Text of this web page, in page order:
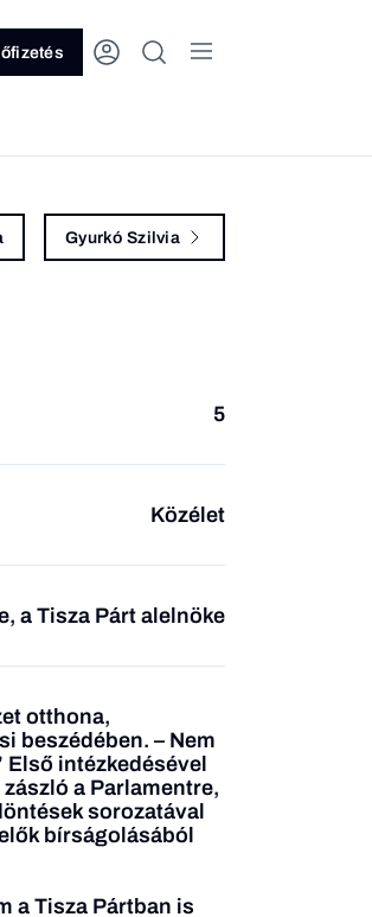
Gyurkó Szilvia
5
Közélet
a Tisza Párt alelnöke
otthona,
beszédében. – Nem
intézkedésével
a Parlamentre,
sorozatával
bírságolásából
a Tisza Pártban is